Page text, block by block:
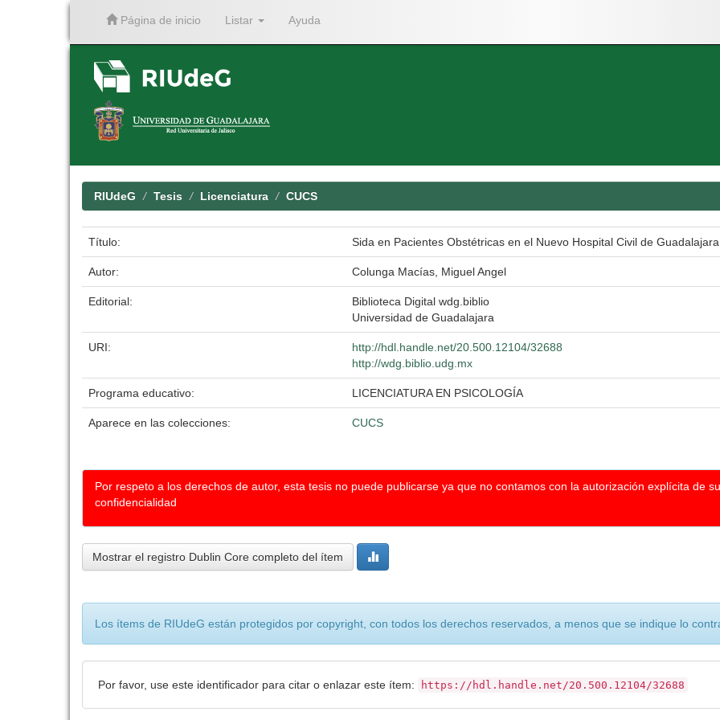
Página de inicio Listar Ayuda
RIUdeG Tesis Licenciatura CUCS
Título: Sida en Pacientes Obstétricas en el Nuevo Hospital Civil de
Autor: Colunga Macías, Miguel Angel
Editorial:
Biblioteca Digital wdg.biblio
Universidad de Guadalajara
URI:
http://hdl.handle.net/20.500.12104/32688
http://wdg.biblio.udg.mx
Programa educativo: LICENCIATURA EN PSICOLOGÍA
Aparece en las colecciones: CUCS
Por respeto a los derechos de autor, esta tesis no puede publicarse ya que no contamos con la autorización explícita de
confidencialidad
Mostrar el registro Dublin Core completo del ítem
Los ítems de RIUdeG están protegidos por copyright, con todos los derechos reservados, a menos que se indique lo
Por favor, use este identificador para citar o enlazar este ítem: https://hdl.handle.net/20.500.12104/32688